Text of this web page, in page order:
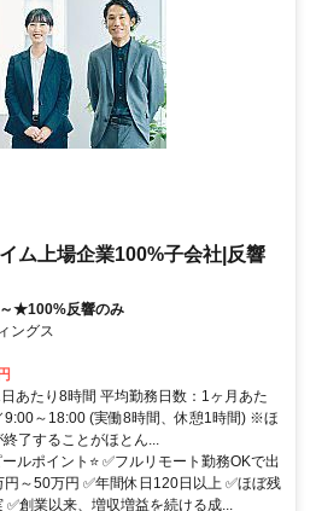
ム上場企業100%子会社|反響
★100%反響のみ
ングス
あたり8時間 平均勤務日数：1ヶ月あた
9:00～18:00 (実働8時間、休憩1時間) ※ほ
了することがほとん...
ルポイント⭐ ✅フルリモート勤務OKで出
～50万円 ✅年間休日120日以上 ✅ほぼ残
創業以来、増収増益を続ける成...